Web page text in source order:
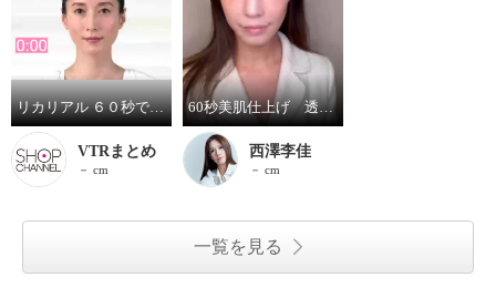
リカリアル ６０秒で簡単！ メイク効果で透明感のある 輝くツヤ肌に仕上がる マルチファンデ＆パウダー メイクアップ特別セット
VTRまとめ
－ cm
60秒美肌仕上げ 透輝肌ファンデ
西澤李佳
－ cm
一覧を見る